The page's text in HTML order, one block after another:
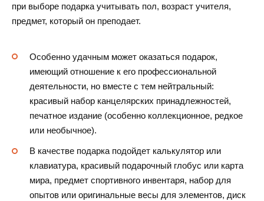
при выборе подарка учитывать пол, возраст учителя,
предмет, который он преподает.
Особенно удачным может оказаться подарок,
имеющий отношение к его профессиональной
деятельности, но вместе с тем нейтральный:
красивый набор канцелярских принадлежностей,
печатное издание (особенно коллекционное, редкое
или необычное).
В качестве подарка подойдет калькулятор или
клавиатура, красивый подарочный глобус или карта
мира, предмет спортивного инвентаря, набор для
опытов или оригинальные весы для элементов, диск